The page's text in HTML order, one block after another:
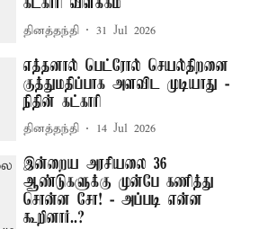
கட்காரி விளக்கம்
தினத்தந்தி 31 Jul 2026
எத்தனால் பெட்ரோல் செயல்திறனை
குத்துமதிப்பாக அளவிட முடியாது -
நிதின் கட்காரி
தினத்தந்தி 14 Jul 2026
இன்றைய அரசியலை 36
ஆண்டுகளுக்கு முன்பே கணித்து
சொன்ன சோ! - அப்படி என்ன
கூறினார்..?